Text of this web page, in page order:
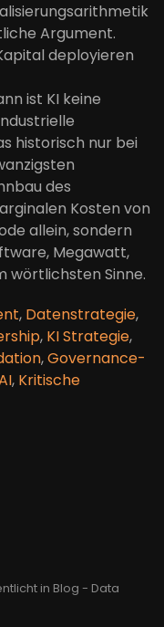
Argument.
deployieren
ist KI keine
historisch nur bei
des
Kosten von
allein, sondern
Megawatt,
wörtlichsten Sinne.
, Datenstrategie,
, KI Strategie,
,Governance-
, Kritische
in Blog - Data